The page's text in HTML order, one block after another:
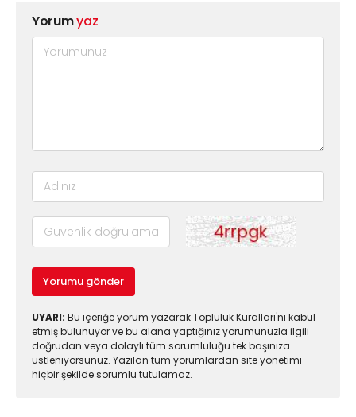
Yorumyaz
Yorumu gönder
UYARI: Bu içeriğe yorum yazarak Topluluk Kuralları'nı kabul
etmiş bulunuyor ve bu alana yaptığınız yorumunuzla ilgili
doğrudan veya dolaylı tüm sorumluluğu tek başınıza
üstleniyorsunuz. Yazılan tüm yorumlardan site yönetimi
hiçbir şekilde sorumlu tutulamaz.